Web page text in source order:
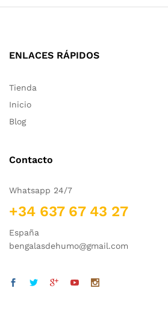
ENLACES RÁPIDOS
Tienda
Inicio
Blog
Contacto
Whatsapp 24/7
+34 637 67 43 27
España
bengalasdehumo@gmail.com